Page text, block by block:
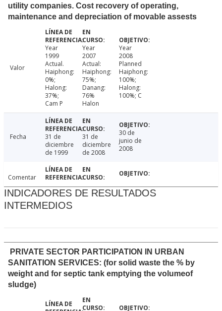
utility companies. Cost recovery of operating,
maintenance and depreciation of movable assests
Valor
Year
1999
Actual.
Haiphong:
0%;
Halong:
37%;
Cam P
Year
2007
Actual:
Haiphong:
75%;
Danang:
76%
Halon
Year
2008
Planned
Haiphong:
100%;
Halong:
100%; C
Fecha
31 de
diciembre
de 1999
31 de
diciembre
de 2008
30 de
junio de
2008
Comentar
INDICADORES DE RESULTADOS
INTERMEDIOS
PRIVATE SECTOR PARTICIPATION IN URBAN
SANITATION SERVICES: (for solid waste the % by
weight and for septic tank emptying the volumeof
sludge)